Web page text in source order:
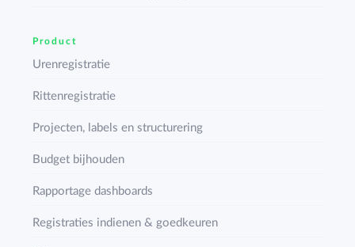
Product
Urenregistratie
Rittenregistratie
Projecten, labels en structurering
Budget bijhouden
Rapportage dashboards
Registraties indienen & goedkeuren